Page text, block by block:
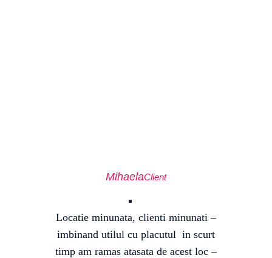
MihaelaClient
Locatie minunata, clienti minunati –
imbinand utilul cu placutul in scurt
timp am ramas atasata de acest loc –